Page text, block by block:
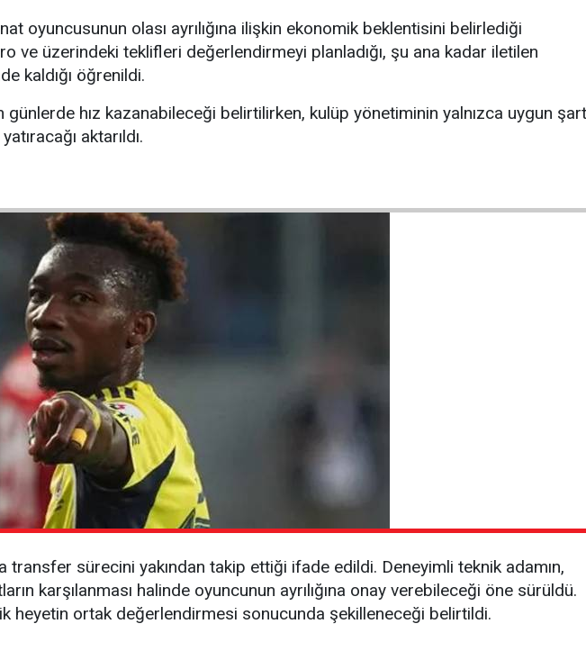
oyuncusunun olası ayrılığına ilişkin ekonomik beklentisini belirlediği
ve üzerindeki teklifleri değerlendirmeyi planladığı, şu ana kadar iletilen
kaldığı öğrenildi.
hız kazanabileceği belirtilirken, kulüp yönetiminin yalnızca uygun
aktarıldı.
transfer sürecini yakından takip ettiği ifade edildi. Deneyimli teknik adamın,
karşılanması halinde oyuncunun ayrılığına onay verebileceği öne sürüldü.
heyetin ortak değerlendirmesi sonucunda şekilleneceği belirtildi.